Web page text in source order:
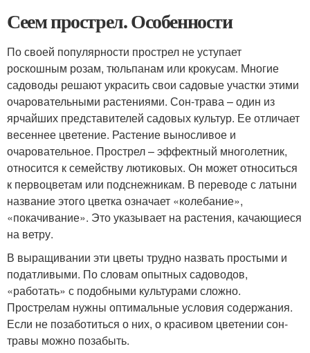
Сеем прострел. Особенности
По своей популярности прострел не уступает
роскошным розам, тюльпанам или крокусам. Многие
садоводы решают украсить свои садовые участки этими
очаровательными растениями. Сон-трава – один из
ярчайших представителей садовых культур. Ее отличает
весеннее цветение. Растение выносливое и
очаровательное. Прострел – эффектный многолетник,
относится к семейству лютиковых. Он может относиться
к первоцветам или подснежникам. В переводе с латыни
название этого цветка означает «колебание»,
«покачивание». Это указывает на растения, качающиеся
на ветру.
В выращивании эти цветы трудно назвать простыми и
податливыми. По словам опытных садоводов,
«работать» с подобными культурами сложно.
Прострелам нужны оптимальные условия содержания.
Если не позаботиться о них, о красивом цветении сон-
травы можно позабыть.